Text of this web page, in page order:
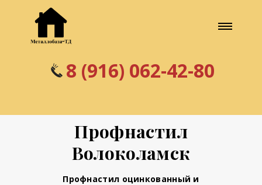
8 (916) 062-42-80
Профнастил
Волоколамск
Профнастил оцинкованный и